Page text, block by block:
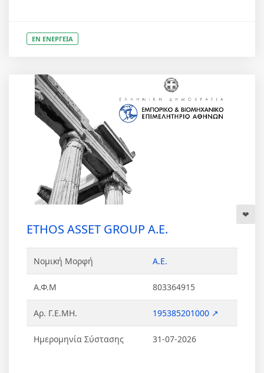
ΕΝ ΕΝΕΡΓΕΙΑ
ETHOS ASSET GROUP Α.Ε.
Νομική Μορφή Α.Ε.
Α.Φ.Μ 803364915
Αρ. Γ.Ε.ΜΗ. 195385201000 ↗
Ημερομηνία Σύστασης 31-07-2026